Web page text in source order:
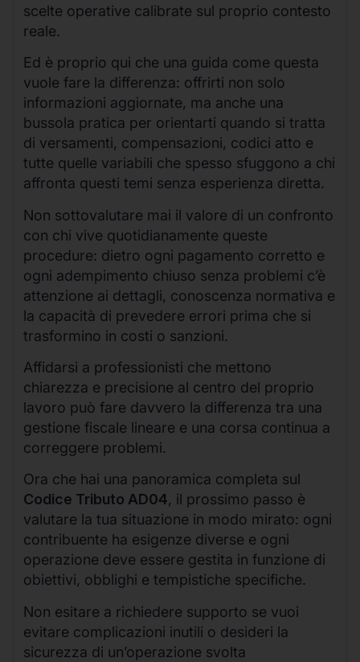
scelte operative calibrate sul proprio contesto
reale.
Ed è proprio qui che una guida come questa
vuole fare la differenza: offrirti non solo
informazioni aggiornate, ma anche una
bussola pratica per orientarti quando si tratta
di versamenti, compensazioni, codici atto e
tutte quelle variabili che spesso sfuggono a chi
affronta questi temi senza esperienza diretta.
Non sottovalutare mai il valore di un confronto
con chi vive quotidianamente queste
procedure: dietro ogni pagamento corretto e
ogni adempimento chiuso senza problemi c’è
attenzione ai dettagli, conoscenza normativa e
la capacità di prevedere errori prima che si
trasformino in costi o sanzioni.
Affidarsi a professionisti che mettono
chiarezza e precisione al centro del proprio
lavoro può fare davvero la differenza tra una
gestione fiscale lineare e una corsa continua a
correggere problemi.
Ora che hai una panoramica completa sul
Codice Tributo AD04, il prossimo passo è
valutare la tua situazione in modo mirato: ogni
contribuente ha esigenze diverse e ogni
operazione deve essere gestita in funzione di
obiettivi, obblighi e tempistiche specifiche.
Non esitare a richiedere supporto se vuoi
evitare complicazioni inutili o desideri la
sicurezza di un’operazione svolta